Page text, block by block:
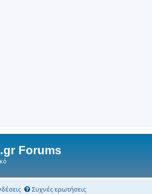
Forums
Συχνές ερωτήσεις